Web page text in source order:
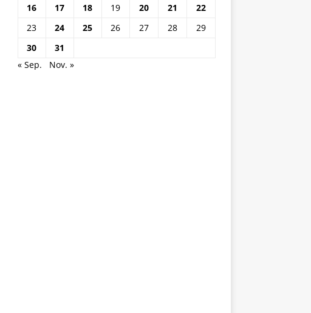
16
17 18 19 20 21
22
23
24 25 26 27 28
29
30
31
« Sep.
Nov. »